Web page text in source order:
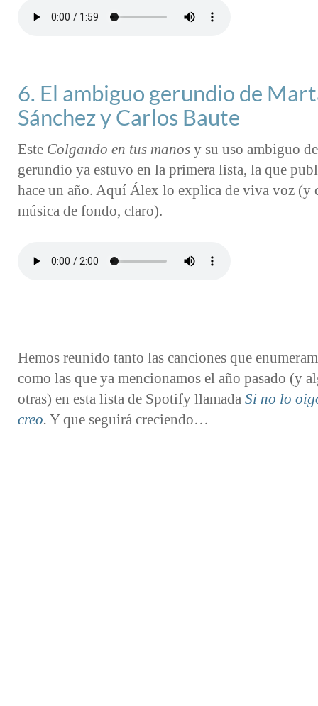
6. El ambiguo gerundio de
Sánchez y Carlos Baute
Este Colgando en tus manos y su uso ambiguo
gerundio ya estuvo en la primera lista, la que
hace un año. Aquí Álex lo explica de viva voz (y
música de fondo, claro).
Hemos reunido tanto las canciones que
como las que ya mencionamos el año pasado (y
otras) en esta lista de Spotify llamada Si no lo
creo. Y que seguirá creciendo…